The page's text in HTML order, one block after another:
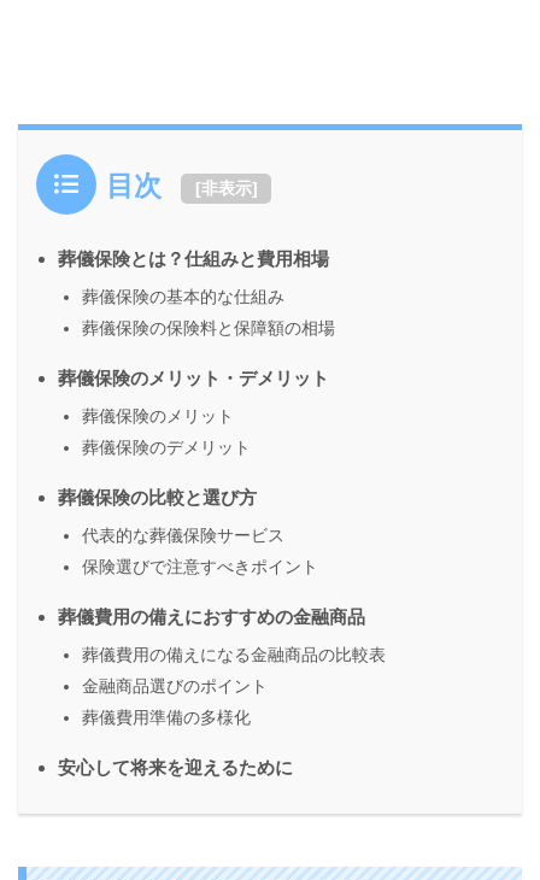
目次 [非表示]
葬儀保険とは？仕組みと費用相場
葬儀保険の基本的な仕組み
葬儀保険の保険料と保障額の相場
葬儀保険のメリット・デメリット
葬儀保険のメリット
葬儀保険のデメリット
葬儀保険の比較と選び方
代表的な葬儀保険サービス
保険選びで注意すべきポイント
葬儀費用の備えにおすすめの金融商品
葬儀費用の備えになる金融商品の比較表
金融商品選びのポイント
葬儀費用準備の多様化
安心して将来を迎えるために